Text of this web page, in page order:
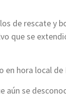
de rescate y
que se
hora local de
se